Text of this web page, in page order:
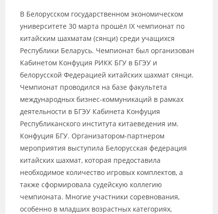
В Белорусском государственном экономическом
университете 30 марта прошёл IX чемпионат по
китайским шахматам (сянци) среди учащихся
Республики Беларусь. Чемпионат был организован
Кабинетом Конфуция РИКК БГУ в БГЭУ и
белорусской Федерацией китайских шахмат сянци.
Чемпионат проводился на базе факультета
международных бизнес-коммуникаций в рамках
деятельности в БГЭУ Кабинета Конфуция
Республиканского института китаеведения им.
Конфуция БГУ. Организатором-партнером
мероприятия выступила Белорусская федерация
китайских шахмат, которая предоставила
необходимое количество игровых комплектов, а
также сформировала судейскую коллегию
чемпионата. Многие участники соревнования,
особенно в младших возрастных категориях,